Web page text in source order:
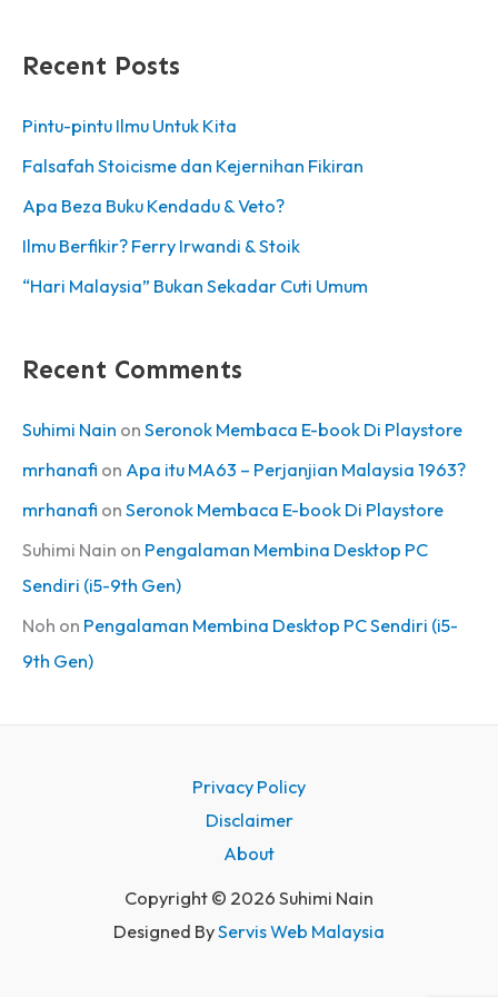
s
Recent Posts
Pintu-pintu Ilmu Untuk Kita
Falsafah Stoicisme dan Kejernihan Fikiran
Apa Beza Buku Kendadu & Veto?
Ilmu Berfikir? Ferry Irwandi & Stoik
“Hari Malaysia” Bukan Sekadar Cuti Umum
Recent Comments
Suhimi Nain on Seronok Membaca E-book Di Playstore
mrhanafi on Apa itu MA63 – Perjanjian Malaysia 1963?
mrhanafi on Seronok Membaca E-book Di Playstore
Suhimi Nain on Pengalaman Membina Desktop PC
Sendiri (i5-9th Gen)
Noh on Pengalaman Membina Desktop PC Sendiri (i5-
9th Gen)
Privacy Policy
Disclaimer
About
Copyright © 2026 Suhimi Nain
Designed ByServis Web Malaysia